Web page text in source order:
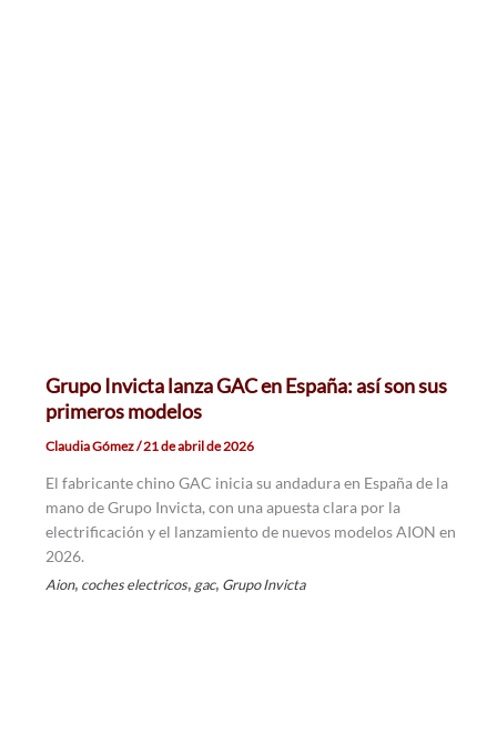
Grupo Invicta lanza GAC en España: así son sus
primeros modelos
Claudia Gómez/21 de abril de 2026
El fabricante chino GAC inicia su andadura en España de la
mano de Grupo Invicta, con una apuesta clara por la
electrificación y el lanzamiento de nuevos modelos AION en
2026.
Aion, coches electricos, gac, Grupo Invicta